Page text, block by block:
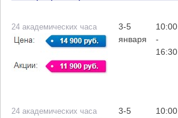
24 академических часа
3-5
января
10:00
-
16:30
24 академических часа
3-5
10:00